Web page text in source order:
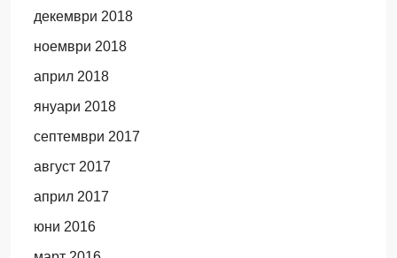
декември 2018
ноември 2018
април 2018
януари 2018
септември 2017
август 2017
април 2017
юни 2016